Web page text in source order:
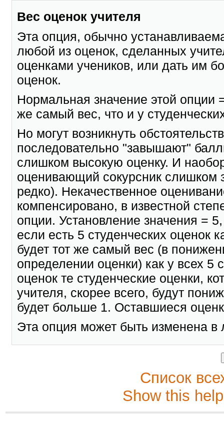
Вес оценок учителя
Эта опция, обычно
любой из оценок, сделанных
оценками учеников, или дать им
оценок.
Нормальная значение этой опции
же самый вес, что и у
Но могут возникнуть
последовательно "завышают"
слишком высокую оценку. И
оценивающий сокурсник слишком
редко). Некачественное
компенсировано, в известной
опции. Установление значения =
если есть 5 студенческих оценок
будет тот же самый вес (в
определении оценки) как у всех 5
оценок те студенческие оценки,
учителя, скорее всего, будут
будет больше 1. Оставшиеся
Эта опция может быть изменена
Список
Show this